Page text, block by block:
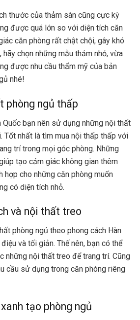
thước của thảm sàn cũng cực kỳ
được quá lớn so với diện tích căn
căn phòng rất chật chội, gây khó
hãy chọn những mẫu thảm nhỏ, vừa
được nhu cầu thẩm mỹ của bản
nhé!
phòng ngủ thấp
Quốc bạn nên sử dụng những nội thất
Tốt nhất là tìm mua nội thấp thấp với
trí trong mọi góc phòng. Những
tạo cảm giác không gian thêm
hợp cho những căn phòng muốn
có diện tích nhỏ.
và nội thất treo
phòng ngủ theo phong cách Hàn
và tối giản. Thế nên, bạn có thể
những nội thất treo để trang trí. Cũng
cầu sử dụng trong căn phòng riêng
tạo phòng ngủ